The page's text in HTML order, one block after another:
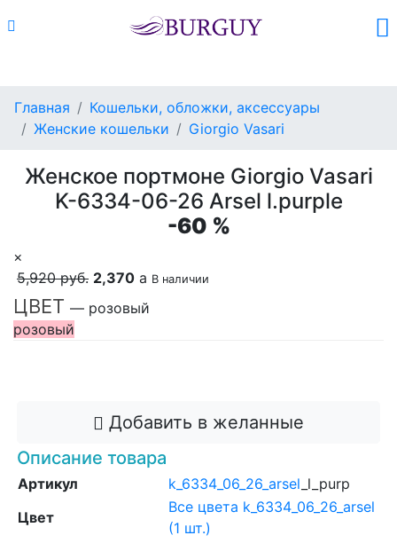
Главная
Кошельки, обложки, аксессуары
Женские кошельки
Giorgio Vasari
Женское портмоне Giorgio Vasari
K-6334-06-26 Arsel l.purple
-60 %
×
5,920 руб. 2,370 a В наличии
ЦВЕТ — розовый
розовый
Добавить в желанные
Описание товара
Артикул k_6334_06_26_arsel _l_purp
Цвет
Все цвета k_6334_06_26_arsel
(1 шт.)